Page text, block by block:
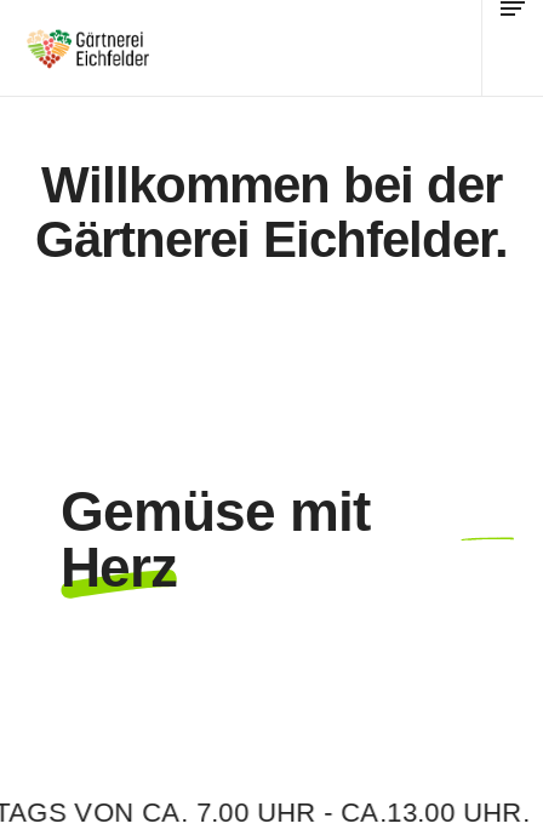
Willkommen bei der
Gärtnerei Eichfelder.
Gemüse mit
Herz
VON CA. 7.00 UHR - CA.13.00 UHR.